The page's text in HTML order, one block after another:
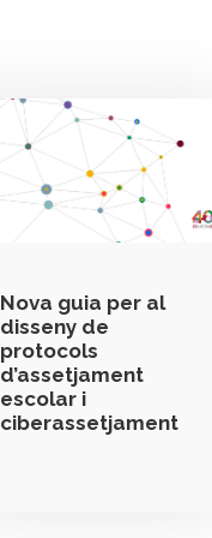
Nova guia per al
disseny de
protocols
d’assetjament
escolar i
ciberassetjament